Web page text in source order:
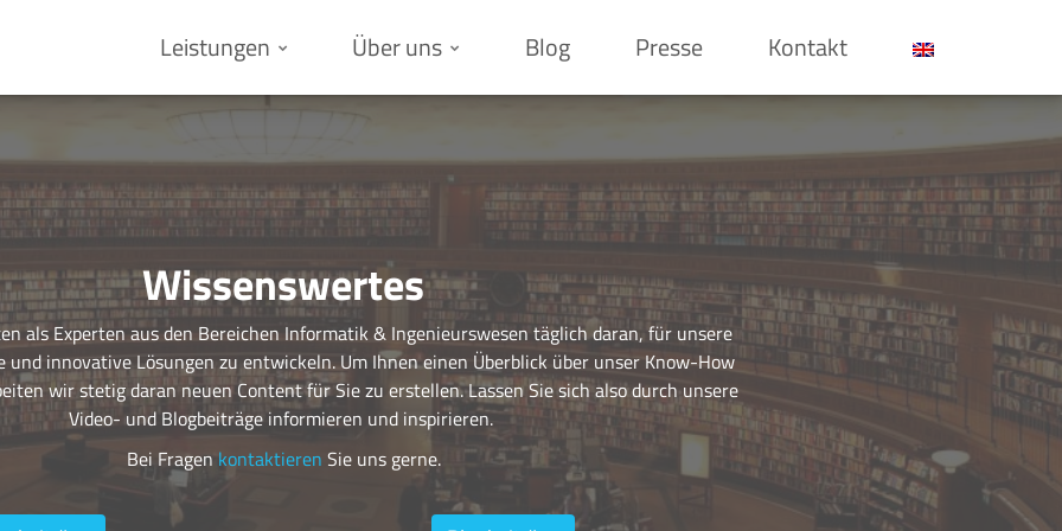
Leistungen Über uns Blog Presse Kontakt
Wissenswertes
als Experten aus den Bereichen Informatik & Ingenieurswesen täglich daran, für unsere
und innovative Lösungen zu entwickeln. Um Ihnen einen Überblick über unser Know-How
wir stetig daran neuen Content für Sie zu erstellen. Lassen Sie sich also durch unsere
Video- und Blogbeiträge informieren und inspirieren.
Bei Fragen kontaktieren Sie uns gerne.